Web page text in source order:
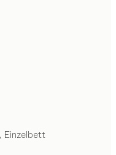
Einzelbett